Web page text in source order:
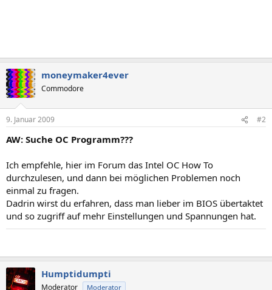
moneymaker4ever
Commodore
9. Januar 2009 #2
AW: Suche OC Programm???
Ich empfehle, hier im Forum das Intel OC How To
durchzulesen, und dann bei möglichen Problemen noch
einmal zu fragen.
Dadrin wirst du erfahren, dass man lieber im BIOS übertaktet
und so zugriff auf mehr Einstellungen und Spannungen hat.
Humptidumpti
Moderator Moderator